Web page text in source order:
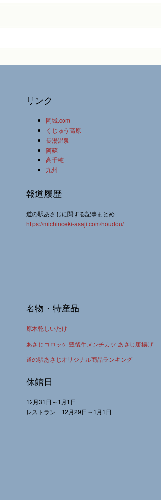
リンク
岡城.com
くじゅう高原
長湯温泉
阿蘇
高千穂
九州
報道履歴
道の駅あさじに関する記事まとめ
https://michinoeki-asaji.com/houdou/
名物・特産品
原木乾しいたけ
あさじコロッケ 豊後牛メンチカツ あさじ唐揚げ
道の駅あさじオリジナル商品ランキング
休館日
12月31日～1月1日
レストラン 12月29日～1月1日